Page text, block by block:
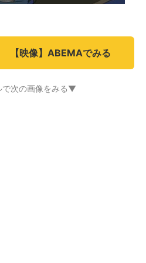
【映像】ABEMAでみる
次の画像をみる▼